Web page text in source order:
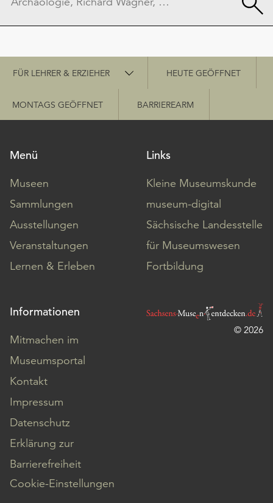
Schnellzugriff
FÜR LEHRER & ERZIEHER HEUTE GEÖFFNET
MONTAGS GEÖFFNET BARRIEREARM
Menü
Museen
Sammlungen
Ausstellungen
Veranstaltungen
Lernen & Erleben
Links
Kleine Museumskunde
museum-digital
Sächsische Landesstelle
für Museumswesen
Fortbildung
Informationen
Mitmachen im
Museumsportal
Kontakt
Impressum
Datenschutz
Erklärung zur
Barrierefreiheit
Cookie-Einstellungen
© 2026